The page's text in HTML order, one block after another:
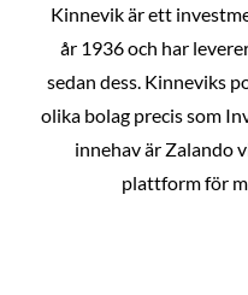
Kinnevik är ett
år 1936 och har
sedan dess. Kinneviks
olika bolag precis som
innehav är Zalando
plattform för